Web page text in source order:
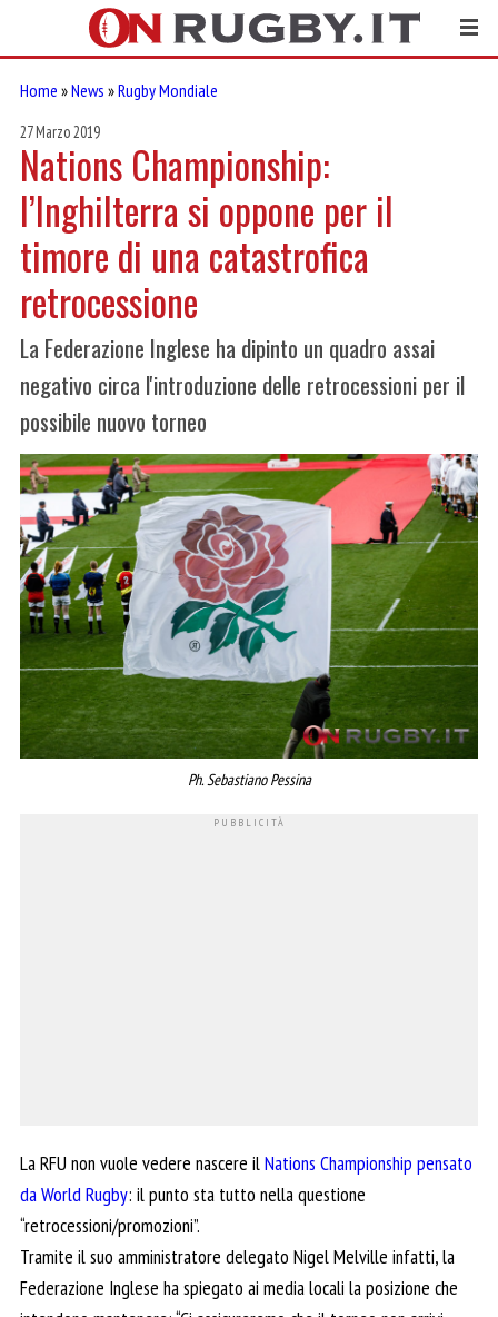
Home »News »Rugby Mondiale
27 Marzo 2019
Nations Championship:
l’Inghilterra si oppone per il
timore di una catastrofica
retrocessione
La Federazione Inglese ha dipinto un quadro assai
negativo circa l'introduzione delle retrocessioni per il
possibile nuovo torneo
Ph. Sebastiano Pessina
La RFU non vuole vedere nascere ilNations Championship pensato
da World Rugby: il punto sta tutto nella questione
“retrocessioni/promozioni”.
Tramite il suo amministratore delegato Nigel Melville infatti, la
Federazione Inglese ha spiegato ai media locali la posizione che